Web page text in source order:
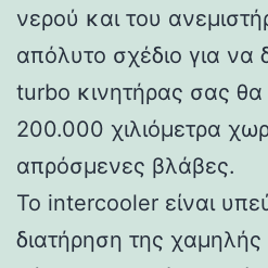
νερού και του
απόλυτο σχέδιο για να
turbo κινητήρας σας θα
200.000 χιλιόμετρα
απρόσμενες βλάβες.
Το intercooler είναι
διατήρηση της